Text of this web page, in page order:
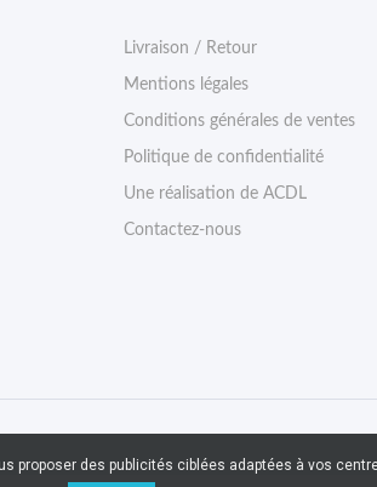
Livraison / Retour
Mentions légales
Conditions générales de ventes
Politique de confidentialité
Une réalisation de ACDL
Contactez-nous
proposer des publicités ciblées adaptées à vos